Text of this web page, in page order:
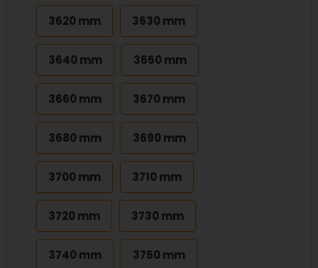
3620 mm 3630 mm
3640 mm 3650 mm
3660 mm 3670 mm
3680 mm 3690 mm
3700 mm 3710 mm
3720 mm 3730 mm
3740 mm 3750 mm